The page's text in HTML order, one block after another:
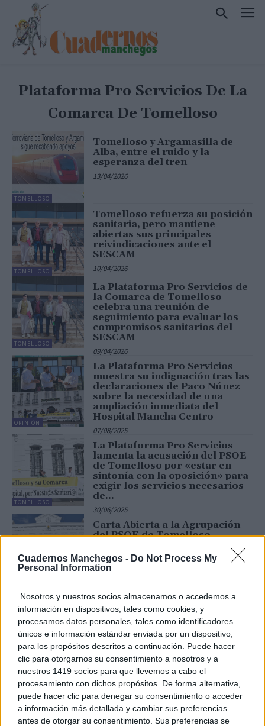
Cuadernos Manchegos - Do Not Process My
Personal Information
Nosotros y nuestros socios almacenamos o accedemos a
información en dispositivos, tales como cookies, y
procesamos datos personales, tales como identificadores
únicos e información estándar enviada por un dispositivo,
para los propósitos descritos a continuación. Puede hacer
clic para otorgarnos su consentimiento a nosotros y a
nuestros 1419 socios para que llevemos a cabo el
procesamiento con dichos propósitos. De forma alternativa,
puede hacer clic para denegar su consentimiento o acceder
a información más detallada y cambiar sus preferencias
antes de otorgar su consentimiento. Sus preferencias se
Plataforma Pro Servicios De La
Comarca De Tomelloso
TOMELLOSO
Tomelloso y Argamasilla de
Alba, entre el ruido y la
esperanza del tren
13/04/2026
TOMELLOSO
Tomelloso refuerza su posición
sanitaria, pero mantiene
abiertas sus principales
reivindicaciones ante el
SESCAM
10/04/2026
TOMELLOSO
La Plataforma Pro Servicios de
la Comarca de Tomelloso
celebra una reunión de
seguimiento para evaluar los
compromisos sanitarios del
SESCAM
09/04/2026
OPINIÓN
La Plataforma Pro Servicios
muestra su indignación tras las
declaraciones de Paco Núnez
sobre la necesidad de una
ampliación inmediata del
Hospital Mancha Centro
07/08/2025
TOMELLOSO
La Plataforma Pro Servicios
lamenta la acusación del PSOE
de Tomelloso por «estar en
sintonía con la oposición» para
exigir los servicios necesarios
de...
30/06/2025
Carta Abierta a la Agrupación
del PSOE de Tomelloso
La Plataforma Pro Servicios
informa de los avances y
compromisos firmes del
SESCAM con la sanidad de la
comarca
28/02/2025
La Plataforma Pro Servicios
exige a la GAI de Tomelloso
una respuesta ante la
alarmante situación del
Hospital
31/01/2025